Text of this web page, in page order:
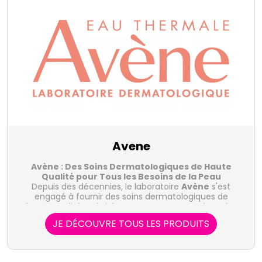
Avene
Avène : Des Soins Dermatologiques de Haute
Qualité pour Tous les Besoins de la Peau
Depuis des décennies, le laboratoire Avène s'est
engagé à fournir des soins dermatologiques de
haute qualité, spécialement conçus pour répondre
aux besoins variés de la peau. Grâce à sa source
thermale unique et à sa recherche innovante,
Avèneoffre une gamme complète de produits
Les différentes gammes des laboratoires Avène
:
JE DÉCOUVRE TOUS LES PRODUITS